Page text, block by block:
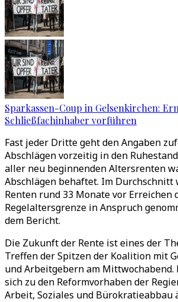
Sparkassen-Coup in Gelsenkirchen:
Schließfachinhaber vorführen
Fast jeder Dritte geht den Angaben
Abschlägen vorzeitig in den
aller neu beginnenden Altersrenten
Abschlägen behaftet. Im Durchschnitt
Renten rund 33 Monate vor Erreichen
Regelaltersgrenze in Anspruch
dem Bericht.
Die Zukunft der Rente ist eines der
Treffen der Spitzen der Koalition mit
und Arbeitgebern am Mittwochabend.
sich zu den Reformvorhaben der
Arbeit, Soziales und Bürokratieabbau